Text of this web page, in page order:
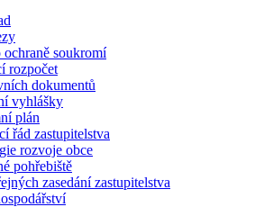
ochraně soukromí
rozpočet
dokumentů
vyhlášky
plán
řád zastupitelstva
rozvoje obce
pohřebiště
zasedání zastupitelstva